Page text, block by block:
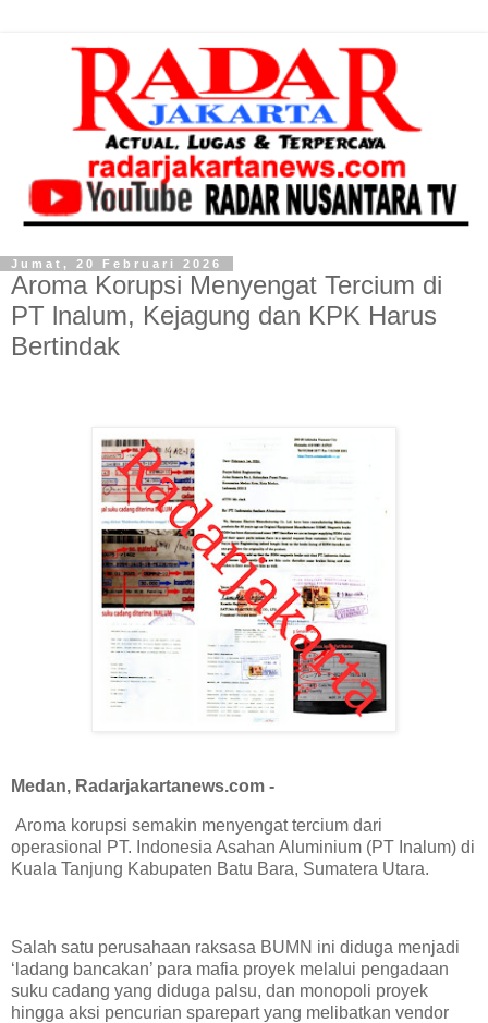
Jumat, 20 Februari 2026
Aroma Korupsi Menyengat Tercium di
PT lnalum, Kejagung dan KPK Harus
Bertindak
Medan, Radarjakartanews.com -
Aroma korupsi semakin menyengat tercium dari
operasional PT. Indonesia Asahan Aluminium (PT Inalum) di
Kuala Tanjung Kabupaten Batu Bara, Sumatera Utara.
Salah satu perusahaan raksasa BUMN ini diduga menjadi
‘ladang bancakan’ para mafia proyek melalui pengadaan
suku cadang yang diduga palsu, dan monopoli proyek
hingga aksi pencurian sparepart yang melibatkan vendor